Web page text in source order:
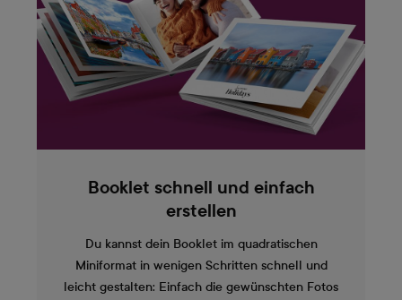
Booklet schnell und einfach
erstellen
Du kannst dein Booklet im quadratischen
Miniformat in wenigen Schritten schnell und
leicht gestalten: Einfach die gewünschten Fotos